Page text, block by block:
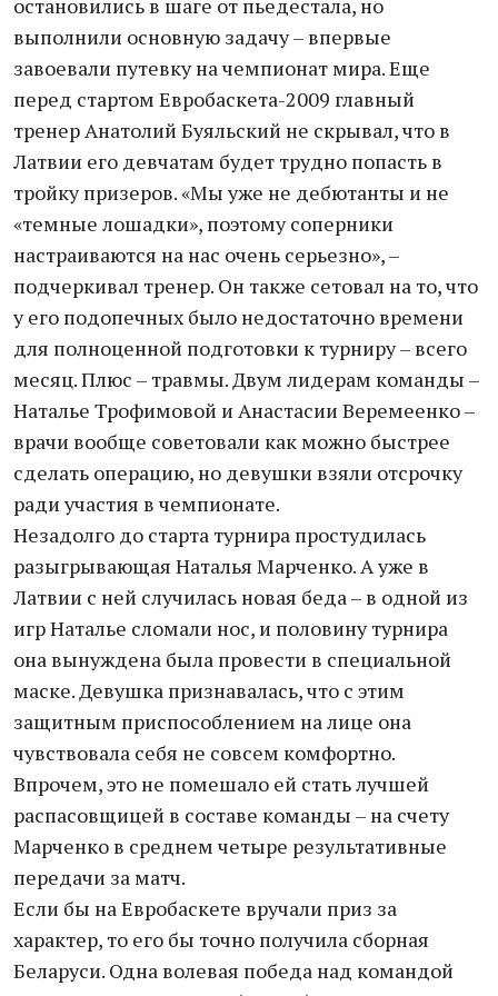
остановились в шаге от пьедестала, но
выполнили основную задачу – впервые
завоевали путевку на чемпионат мира. Еще
перед стартом Евробаскета-2009 главный
тренер Анатолий Буяльский не скрывал, что в
Латвии его девчатам будет трудно попасть в
тройку призеров. «Мы уже не дебютанты и не
«темные лошадки», поэтому соперники
настраиваются на нас очень серьезно», –
подчеркивал тренер. Он также сетовал на то, что
у его подопечных было недостаточно времени
для полноценной подготовки к турниру – всего
месяц. Плюс – травмы. Двум лидерам команды –
Наталье Трофимовой и Анастасии Веремеенко –
врачи вообще советовали как можно быстрее
сделать операцию, но девушки взяли отсрочку
ради участия в чемпионате.
Незадолго до старта турнира простудилась
разыгрывающая Наталья Марченко. А уже в
Латвии с ней случилась новая беда – в одной из
игр Наталье сломали нос, и половину турнира
она вынуждена была провести в специальной
маске. Девушка признавалась, что с этим
защитным приспособлением на лице она
чувствовала себя не совсем комфортно.
Впрочем, это не помешало ей стать лучшей
распасовщицей в составе команды – на счету
Марченко в среднем четыре результативные
передачи за матч.
Если бы на Евробаскете вручали приз за
характер, то его бы точно получила сборная
Беларуси. Одна волевая победа над командой